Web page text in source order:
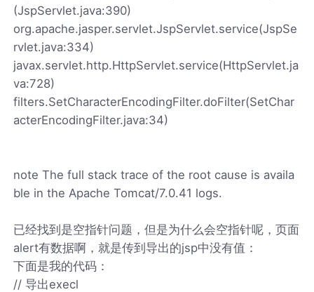
(JspServlet.java:390)
org.apache.jasper.servlet.JspServlet.service(JspSe
rvlet.java:334)
javax.servlet.http.HttpServlet.service(HttpServlet.ja
va:728)
filters.SetCharacterEncodingFilter.doFilter(SetChar
acterEncodingFilter.java:34)
note The full stack trace of the root cause is availa
ble in the Apache Tomcat/7.0.41 logs.
已经找到是空指针问题，但是为什么会空指针呢，页面
alert有数据啊，就是传到导出的jsp中没有值：
下面是我的代码：
// 导出execl